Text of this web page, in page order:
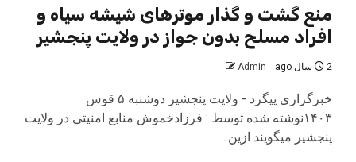
منع گشت و گذار موترهای شیشه سیاه و
افراد مسلح بدون جواز در ولایت پنجشیر
2 سال ago Admin
خبرگزاری پیگرد - ولایت پنجشیر دوشنبه ۵ قوس
۱۴۰۳‌نوشته شده توسط : فرزادخموش منابع امنیتی در ولایت
پنجشیر میگویند ازین...